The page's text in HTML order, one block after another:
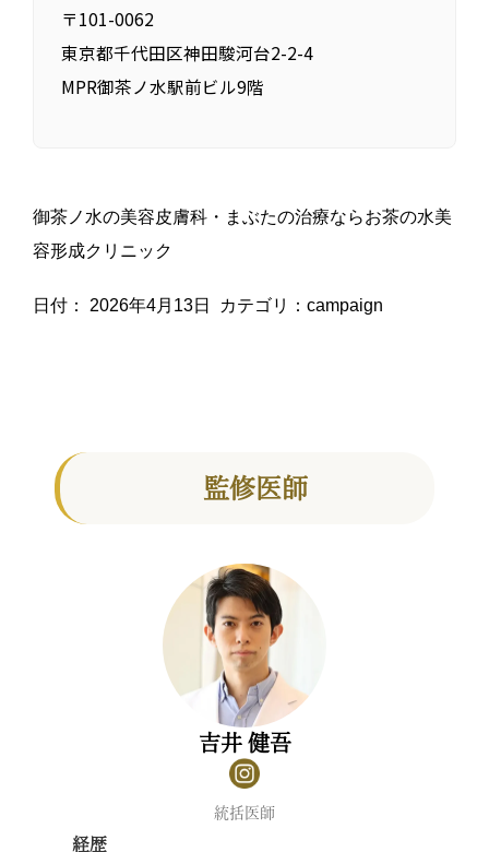
〒101-0062
東京都千代田区神田駿河台2-2-4
MPR御茶ノ水駅前ビル9階
御茶ノ水の美容皮膚科・まぶたの治療ならお茶の水美
容形成クリニック
日付： 2026年4月13日 カテゴリ： campaign
監修医師
吉井 健吾
統括医師
経歴